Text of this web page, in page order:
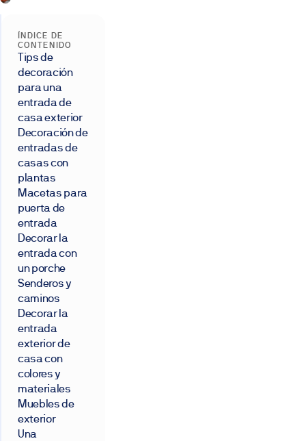
ÍNDICE DE
CONTENIDO
Tips de
decoración
para una
entrada de
casa exterior
Decoración de
entradas de
casas con
plantas
Macetas para
puerta de
entrada
Decorar la
entrada con
un porche
Senderos y
caminos
Decorar la
entrada
exterior de
casa con
colores y
materiales
Muebles de
exterior
Una